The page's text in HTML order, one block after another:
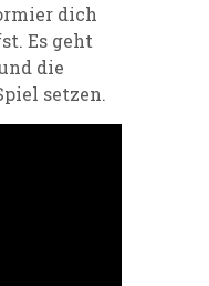
dich
Es geht
die
setzen.